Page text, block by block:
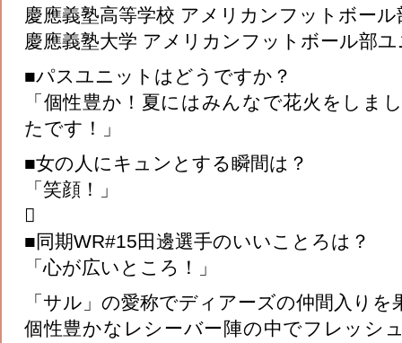
慶應義塾高等学校 アメリカンフットボー
慶應義塾大学 アメリカンフットボール部
■パスユニットはどうですか？
「個性豊か！夏にはみんなで花火をしま
たです！」
■女の人にキュンとする瞬間は？
「笑顔！」

■同期WR#15田邊選手のいいことろは？
「心が広いところ！」
「サル」の愛称でディアーズの仲間入りを
個性豊かなレシーバー陣の中でフレッシ